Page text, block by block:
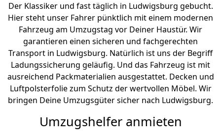
Der Klassiker und fast täglich in Ludwigsburg gebucht.
Hier steht unser Fahrer pünktlich mit einem modernen
Fahrzeug am Umzugstag vor Deiner Haustür. Wir
garantieren einen sicheren und fachgerechten
Transport in Ludwigsburg. Natürlich ist uns der Begriff
Ladungssicherung geläufig. Und das Fahrzeug ist mit
ausreichend Packmaterialien ausgestattet. Decken und
Luftpolsterfolie zum Schutz der wertvollen Möbel. Wir
bringen Deine Umzugsgüter sicher nach Ludwigsburg.
Umzugshelfer anmieten